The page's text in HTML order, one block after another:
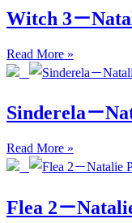
Witch 3－
Read More »
Sinderela－
Read More »
Flea 2－